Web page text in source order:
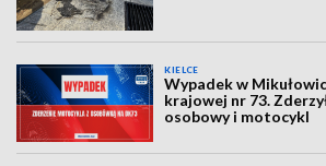
KIELCE
Wypadek w
krajowej nr 73.
osobowy i motocykl